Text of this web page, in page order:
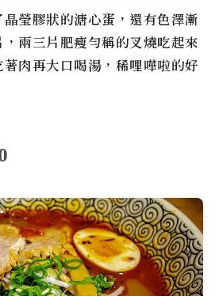
瑩膠狀的溏心蛋，還有色澤漸
兩三片肥瘦勻稱的叉燒吃起來
肉再大口喝湯，稀哩嘩啦的好